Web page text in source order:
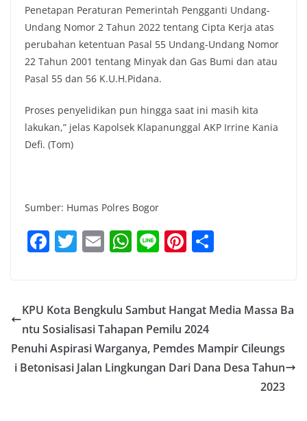
Penetapan Peraturan Pemerintah Pengganti Undang-
Undang Nomor 2 Tahun 2022 tentang Cipta Kerja atas
perubahan ketentuan Pasal 55 Undang-Undang Nomor
22 Tahun 2001 tentang Minyak dan Gas Bumi dan atau
Pasal 55 dan 56 K.U.H.Pidana.
Proses penyelidikan pun hingga saat ini masih kita
lakukan,” jelas Kapolsek Klapanunggal AKP Irrine Kania
Defi. (Tom)
Sumber: Humas Polres Bogor
F
e
b
o
o
T
er
E
l
W
s
A
p
p
Li Pi
e
st
e
KPU Kota Bengkulu Sambut Hangat Media Massa Ba
ntu Sosialisasi Tahapan Pemilu 2024
Penuhi Aspirasi Warganya, Pemdes Mampir Cileungs
i Betonisasi Jalan Lingkungan Dari Dana Desa Tahun
2023